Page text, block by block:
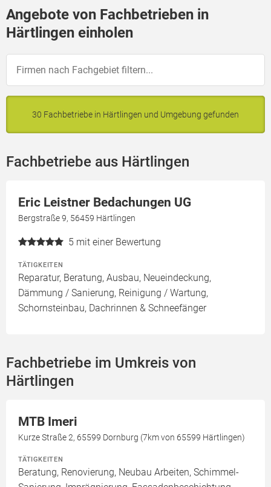
Angebote von Fachbetrieben in
Härtlingen einholen
30 Fachbetriebe in Härtlingen und Umgebung gefunden
Fachbetriebe aus Härtlingen
Eric Leistner Bedachungen UG
Bergstraße 9, 56459 Härtlingen
5 mit einer Bewertung
TÄTIGKEITEN
Reparatur, Beratung, Ausbau, Neueindeckung,
Dämmung / Sanierung, Reinigung / Wartung,
Schornsteinbau, Dachrinnen & Schneefänger
Fachbetriebe im Umkreis von
Härtlingen
MTB Imeri
Kurze Straße 2, 65599 Dornburg (7km von 65599 Härtlingen)
TÄTIGKEITEN
Beratung, Renovierung, Neubau Arbeiten, Schimmel-